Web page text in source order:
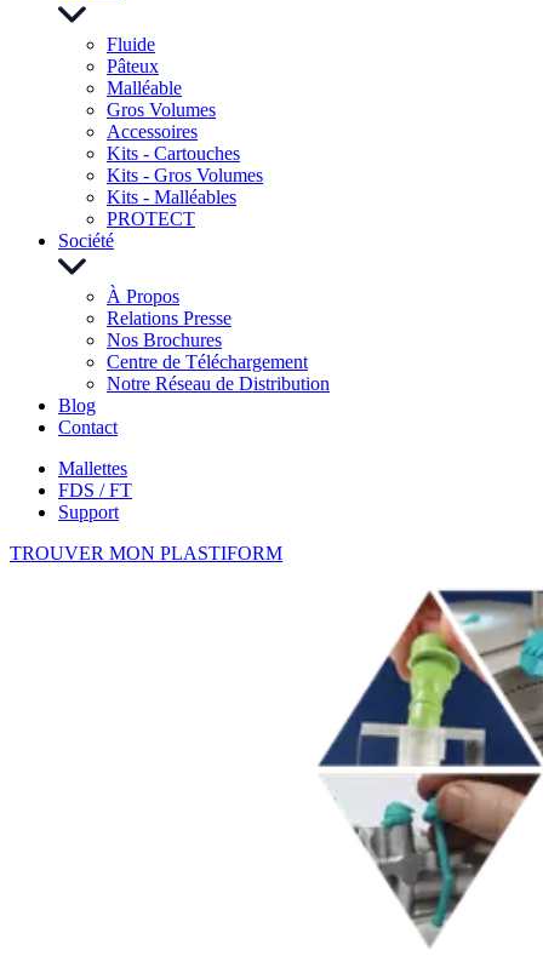
Fluide
Pâteux
Malléable
Gros Volumes
Accessoires
Kits - Cartouches
Kits - Gros Volumes
Kits - Malléables
PROTECT
Société
À Propos
Relations Presse
Nos Brochures
Centre de Téléchargement
Notre Réseau de Distribution
Blog
Contact
Mallettes
FDS / FT
Support
TROUVER MON PLASTIFORM